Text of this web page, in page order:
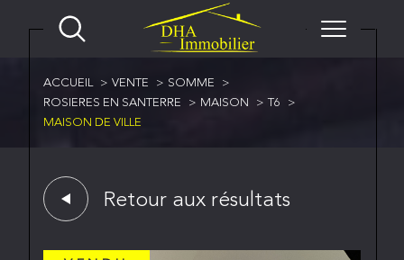
ACCUEIL VENTE
SOMME
ROSIERES EN SANTERRE
MAISON
T6
MAISON DE VILLE
Retour aux résultats